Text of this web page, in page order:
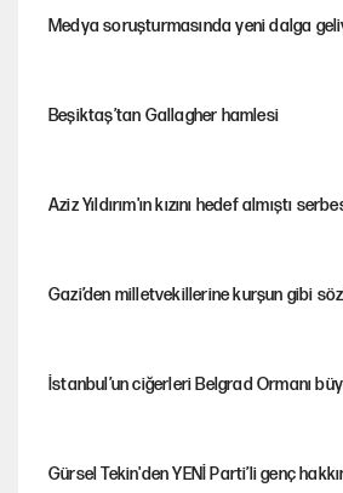
Medya soruşturmasında yeni dalga
Beşiktaş’tan Gallagher hamlesi
Aziz Yıldırım'ın kızını hedef almıştı
Gazi’den milletvekillerine kurşun gibi
İstanbul’un ciğerleri Belgrad Ormanı
Gürsel Tekin'den YENİ Parti’li genç